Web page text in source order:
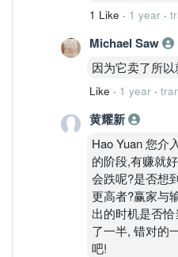
1 Like · 1 year ·
Michael Saw
因为它卖了所
Like · 1 year ·
黄耀新
Hao Yuan 您介
的阶段,有赚就
会跌呢?是否想
更高者?赢家与
出的时机是否
了一半, 错对的
吧!